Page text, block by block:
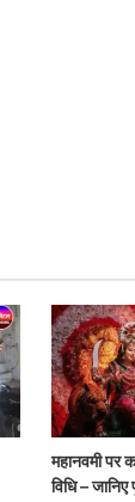
महानवमी पर
विधि – जानिए